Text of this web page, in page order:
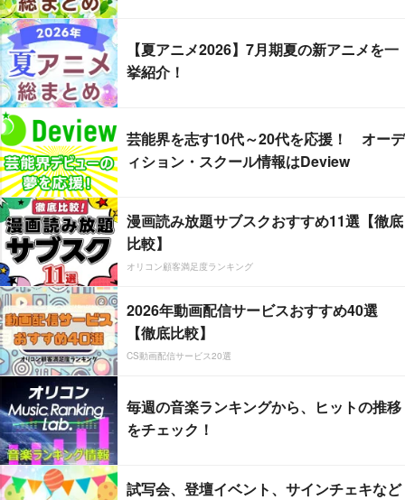
【夏アニメ2026】7月期夏の新アニメを一
挙紹介！
芸能界を志す10代～20代を応援！ オーデ
ィション・スクール情報はDeview
漫画読み放題サブスクおすすめ11選【徹底
比較】
オリコン顧客満足度ランキング
2026年動画配信サービスおすすめ40選
【徹底比較】
CS動画配信サービス20選
毎週の音楽ランキングから、ヒットの推移
をチェック！
試写会、登壇イベント、サインチェキなど